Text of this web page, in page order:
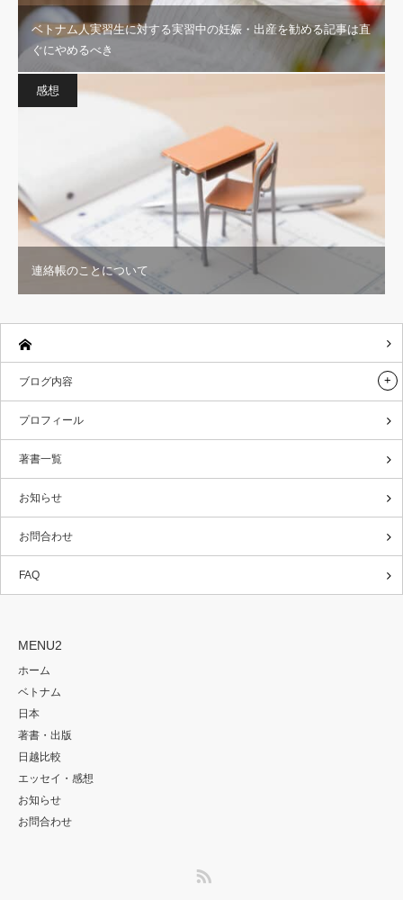
ベトナム人実習生に対する実習中の妊娠・出産を勧める記事は直
ぐにやめるべき
感想
連絡帳のことについて
ブログ内容
プロフィール
著書一覧
お知らせ
お問合わせ
FAQ
MENU2
ホーム
ベトナム
日本
著書・出版
日越比較
エッセイ・感想
お知らせ
お問合わせ